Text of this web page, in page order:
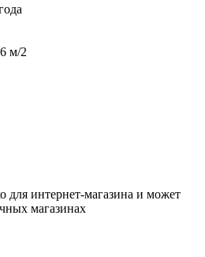
м/2
для интернет-магазина и может
магазинах